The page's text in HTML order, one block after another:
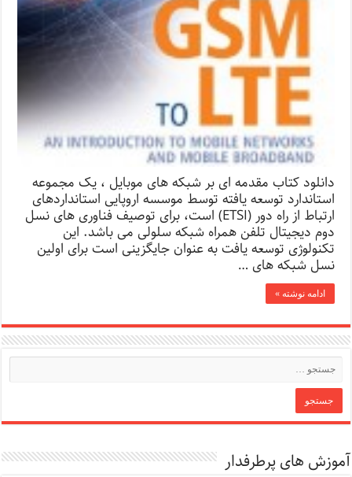
دانلود کتاب مقدمه ای بر شبکه های موبایل ، یک مجموعه
استاندارد توسعه یافته توسط موسسه اروپایی استانداردهای
ارتباط از راه دور (ETSI) است، برای توصیف فناوری های نسل
دوم دیجیتال تلفن همراه شبکه سلولی می باشد. این
تکنولوژی توسعه یافت به عنوان جایگزینی است برای اولین
نسل شبکه های …
ادامه نوشته »
آموزش های پرطرفدار